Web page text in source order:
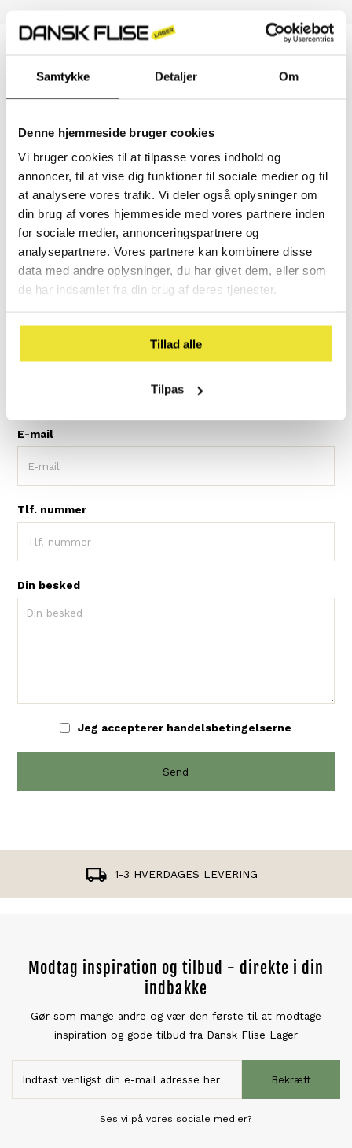
Samtykke Detaljer Om
Denne hjemmeside bruger cookies
Vi bruger cookies til at tilpasse vores indhold og
annoncer, til at vise dig funktioner til sociale medier og til
at analysere vores trafik. Vi deler også oplysninger om
din brug af vores hjemmeside med vores partnere inden
for sociale medier, annonceringspartnere og
analysepartnere. Vores partnere kan kombinere disse
data med andre oplysninger, du har givet dem, eller som
de har indsamlet fra din brug af deres tjenester.
Tillad alle
Tilpas
Når du har uploadet dit billede, vil vi gennemgå det, og hvis
det opfylder vores kvalitetskrav, vil det blive fremvist på
Ved at uploade dine billeder giver du Dansk Flise Lager
tilladelse til at bruge dine billeder til markedsføringsformål.
Vi ser frem til at se dit færdige resultat med vores fliser.
Kundegalleri
Navn
E-mail
Tlf. nummer
Din besked
Jeg accepterer handelsbetingelserne
1-3 HVERDAGES LEVERING
Modtag inspiration og tilbud - direkte i din
indbakke
Gør som mange andre og vær den første til at modtage
inspiration og gode tilbud fra Dansk Flise Lager
Bekræft
Ses vi på vores sociale medier?